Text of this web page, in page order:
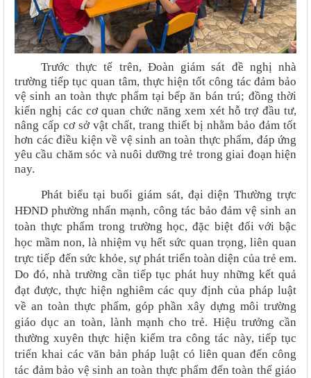
Trước thực tế trên, Đoàn giám sát đề nghị nhà
trường tiếp tục quan tâm, thực hiện tốt công tác đảm bảo
vệ sinh an toàn thực phẩm tại bếp ăn bán trú; đồng thời
kiến nghị các cơ quan chức năng xem xét hỗ trợ đầu tư,
nâng cấp cơ sở vật chất, trang thiết bị nhằm bảo đảm tốt
hơn các điều kiện về vệ sinh an toàn thực phẩm, đáp ứng
yêu cầu chăm sóc và nuôi dưỡng trẻ trong giai đoạn hiện
nay.
Phát biểu tại buổi giám sát, đại diện Thường trực
HĐND phường nhấn mạnh, công tác bảo đảm vệ sinh an
toàn thực phẩm trong trường học, đặc biệt đối với bậc
học mầm non, là nhiệm vụ hết sức quan trọng, liên quan
trực tiếp đến sức khỏe, sự phát triển toàn diện của trẻ em.
Do đó, nhà trường cần tiếp tục phát huy những kết quả
đạt được, thực hiện nghiêm các quy định của pháp luật
về an toàn thực phẩm, góp phần xây dựng môi trường
giáo dục an toàn, lành mạnh cho trẻ. Hiệu trưởng cần
thường xuyên thực hiện kiểm tra công tác này, tiếp tục
triển khai các văn bản pháp luật có liên quan đến công
tác đảm bảo vệ sinh an toàn thực phẩm đến toàn thể giáo